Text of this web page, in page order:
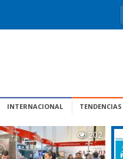
INTERNACIONAL TENDENCIAS
202